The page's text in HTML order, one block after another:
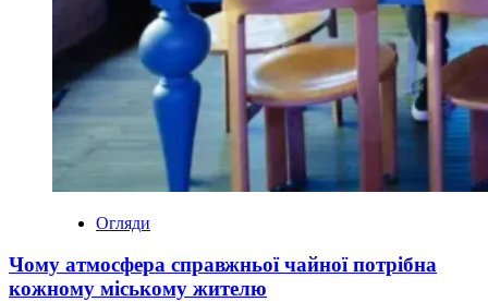
Огляди
Чому атмосфера справжньої чайної потрібна
кожному міському жителю